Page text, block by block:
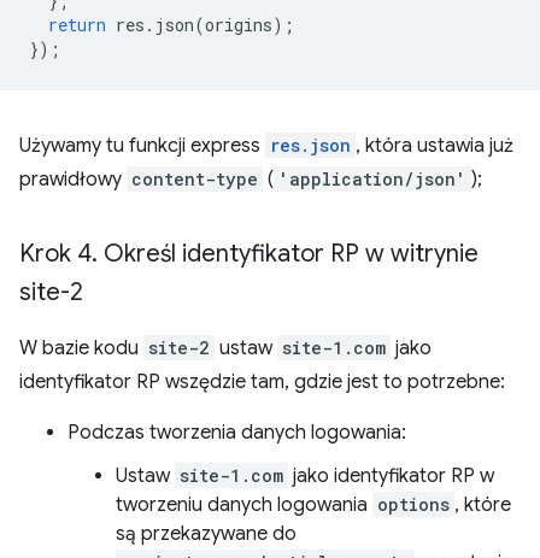
return res . json(origins);
});
Używamy tu funkcji express res.json , która ustawia już
prawidłowy content-type ( 'application/json' );
Krok 4. Określ identyfikator RP w witrynie
site-2
W bazie kodu site-2 ustaw site-1.com jako
identyfikator RP wszędzie tam, gdzie jest to potrzebne:
Podczas tworzenia danych logowania:
Ustaw site-1.com jako identyfikator RP w
tworzeniu danych logowania options , które
są przekazywane do